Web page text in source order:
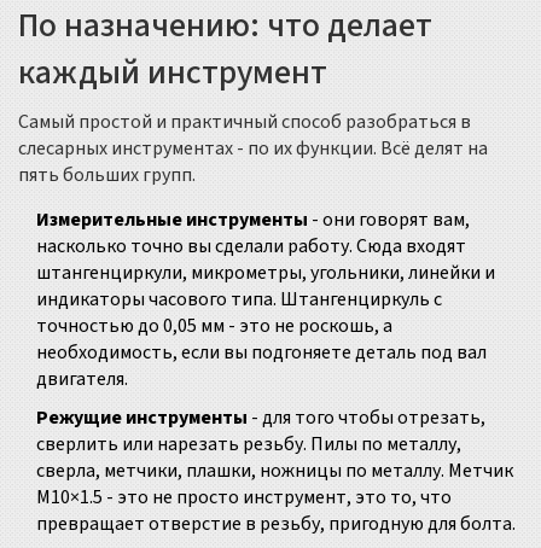
По назначению: что делает
каждый инструмент
Самый простой и практичный способ разобраться в
слесарных инструментах - по их функции. Всё делят на
пять больших групп.
Измерительные инструменты - они говорят вам,
насколько точно вы сделали работу. Сюда входят
штангенциркули, микрометры, угольники, линейки и
индикаторы часового типа. Штангенциркуль с
точностью до 0,05 мм - это не роскошь, а
необходимость, если вы подгоняете деталь под вал
двигателя.
Режущие инструменты - для того чтобы отрезать,
сверлить или нарезать резьбу. Пилы по металлу,
сверла, метчики, плашки, ножницы по металлу. Метчик
M10×1.5 - это не просто инструмент, это то, что
превращает отверстие в резьбу, пригодную для болта.